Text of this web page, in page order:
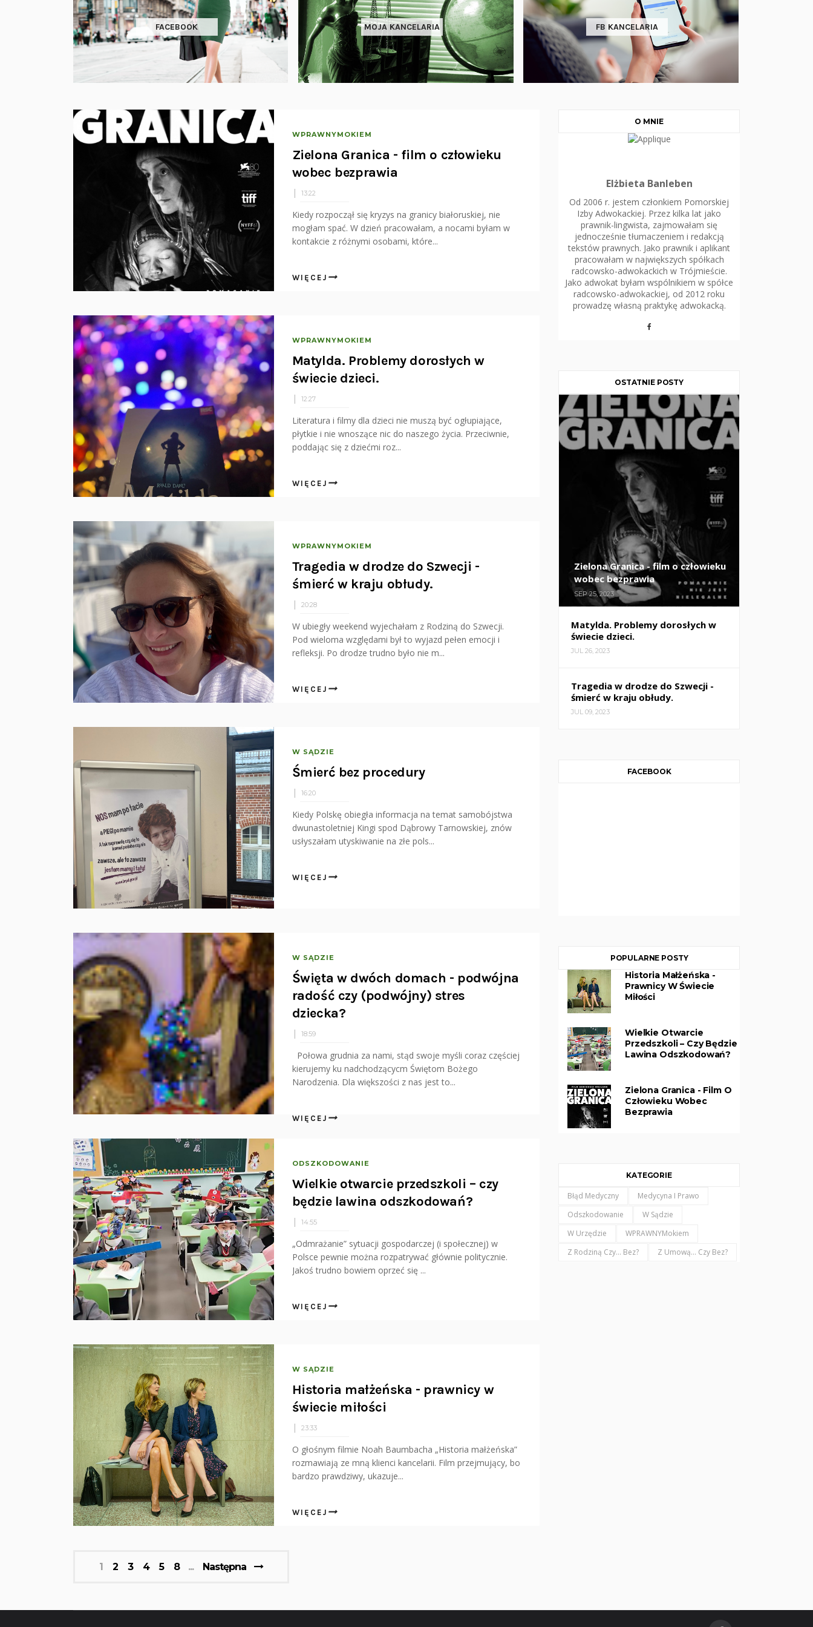
FACEBOOK MOJA KANCELARIA FB KANCELARIA
WPRAWNYMOKIEM
Zielona Granica - film o człowieku
wobec bezprawia
13:22
Kiedy rozpoczął się kryzys na granicy białoruskiej, nie
mogłam spać. W dzień pracowałam, a nocami byłam w
kontakcie z różnymi osobami, które...
WIĘCEJ
WPRAWNYMOKIEM
Matylda. Problemy dorosłych w
świecie dzieci.
12:27
Literatura i filmy dla dzieci nie muszą być ogłupiające,
płytkie i nie wnoszące nic do naszego życia. Przeciwnie,
poddając się z dziećmi roz...
WIĘCEJ
WPRAWNYMOKIEM
Tragedia w drodze do Szwecji -
śmierć w kraju obłudy.
20:28
W ubiegły weekend wyjechałam z Rodziną do Szwecji.
Pod wieloma względami był to wyjazd pełen emocji i
refleksji. Po drodze trudno było nie m...
WIĘCEJ
W SĄDZIE
Śmierć bez procedury
16:20
Kiedy Polskę obiegła informacja na temat samobójstwa
dwunastoletniej Kingi spod Dąbrowy Tarnowskiej, znów
usłyszałam utyskiwanie na złe pols...
WIĘCEJ
W SĄDZIE
Święta w dwóch domach - podwójna
radość czy (podwójny) stres
dziecka?
18:59
Połowa grudnia za nami, stąd swoje myśli coraz częściej
kierujemy ku nadchodzącycm Świętom Bożego
Narodzenia. Dla większości z nas jest to...
WIĘCEJ
ODSZKODOWANIE
Wielkie otwarcie przedszkoli – czy
będzie lawina odszkodowań?
14:55
„Odmrażanie” sytuacji gospodarczej (i społecznej) w
Polsce pewnie można rozpatrywać głównie politycznie.
Jakoś trudno bowiem oprzeć się ...
WIĘCEJ
W SĄDZIE
Historia małżeńska - prawnicy w
świecie miłości
23:33
O głośnym filmie Noah Baumbacha „Historia małżeńska”
rozmawiają ze mną klienci kancelarii. Film przejmujący, bo
bardzo prawdziwy, ukazuje...
WIĘCEJ
1 2 3 4 5 8 Następna
O MNIE
Elżbieta Banleben
Od 2006 r. jestem członkiem Pomorskiej
Izby Adwokackiej. Przez kilka lat jako
prawnik-lingwista, zajmowałam się
jednocześnie tłumaczeniem i redakcją
tekstów prawnych. Jako prawnik i aplikant
pracowałam w największych spółkach
radcowsko-adwokackich w Trójmieście.
Jako adwokat byłam wspólnikiem w spółce
radcowsko-adwokackiej, od 2012 roku
prowadzę własną praktykę adwokacką.
OSTATNIE POSTY
Zielona Granica - film o człowieku
wobec bezprawia
SEP 25, 2023
Matylda. Problemy dorosłych w
świecie dzieci.
JUL 26, 2023
Tragedia w drodze do Szwecji -
śmierć w kraju obłudy.
JUL 09, 2023
FACEBOOK
POPULARNE POSTY
Historia Małżeńska -
Prawnicy W Świecie
Miłości
Wielkie Otwarcie
Przedszkoli – Czy Będzie
Lawina Odszkodowań?
Zielona Granica - Film O
Człowieku Wobec
Bezprawia
KATEGORIE
Błąd Medyczny
Medycyna I Prawo
Odszkodowanie
W Sądzie
W Urzędzie
WPRAWNYMokiem
Z Rodziną Czy... Bez?
Z Umową... Czy Bez?